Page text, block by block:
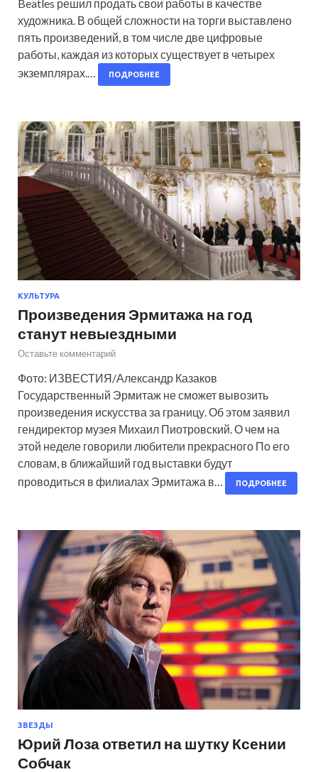
Beatles решил продать свои работы в качестве
художника. В общей сложности на торги выставлено
пять произведений, в том числе две цифровые
работы, каждая из которых существует в четырех
экземплярах.…
ПОДРОБНЕЕ
КУЛЬТУРА
Произведения Эрмитажа на год
станут невыездными
Оставьте комментарий
Фото: ИЗВЕСТИЯ/Александр Казаков
Государственный Эрмитаж не сможет вывозить
произведения искусства за границу. Об этом заявил
гендиректор музея Михаил Пиотровский. О чем на
этой неделе говорили любители прекрасного По его
словам, в ближайший год выставки будут
проводиться в филиалах Эрмитажа в…
ПОДРОБНЕЕ
ЗВЕЗДЫ
Юрий Лоза ответил на шутку Ксении
Собчак